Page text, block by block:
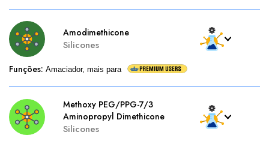
Amodimethicone
Silicones
Funções: Amaciador, mais para
Methoxy PEG/PPG-7/3
Aminopropyl Dimethicone
Silicones